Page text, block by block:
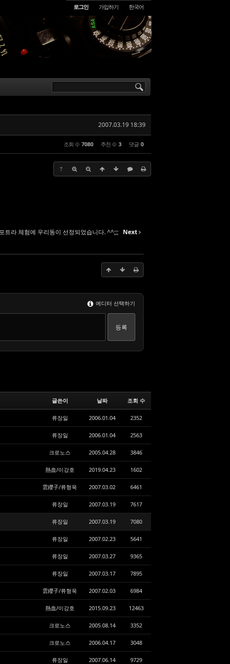
로그인 가입하기 한국어
2007.03.19 18:39
조회 수 7080 추천 수 3 댓글 0
?
트라 체험에 우리동이 선정되었습니다. ^^;;; Next
에디터 선택하기
글쓴이 날짜 조회 수
류장일 2006.01.04 2352
류장일 2006.01.04 2563
크로노스 2005.04.28 3846
熱血/이강호 2019.04.23 1602
雲纓子/류형욱 2007.03.02 6461
류장일 2007.03.19 7617
류장일 2007.03.19 7080
류장일 2007.02.23 5641
류장일 2007.03.27 9365
류장일 2007.03.17 7895
雲纓子/류형욱 2007.02.03 6984
熱血/이강호 2015.09.23 12463
크로노스 2005.08.14 3352
크로노스 2006.04.17 3048
류장일 2007.06.14 9729